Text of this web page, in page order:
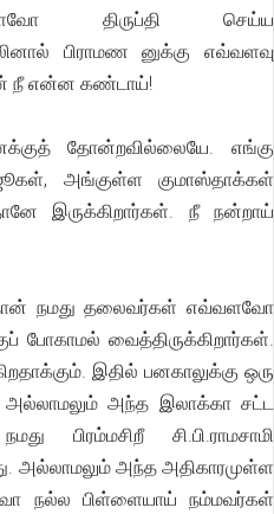
திருப்தி செய்ய
பிராமண னுக்கு எவ்வளவு
நீ என்ன கண்டாய்!
தோன்றவில்லையே. எங்கு
அங்குள்ள குமாஸ்தாக்கள்
இருக்கிறார்கள். நீ நன்றாய்
நமது தலைவர்கள் எவ்வளவோ
போகாமல் வைத்திருக்கிறார்கள்.
இதில் பனகாலுக்கு ஒரு
அல்லாமலும் அந்த இலாக்கா சட்ட
பிரம்மசிறீ சி.பி.ராமசாமி
அல்லாமலும் அந்த அதிகாரமுள்ள
நல்ல பிள்ளையாய் நம்மவர்கள்